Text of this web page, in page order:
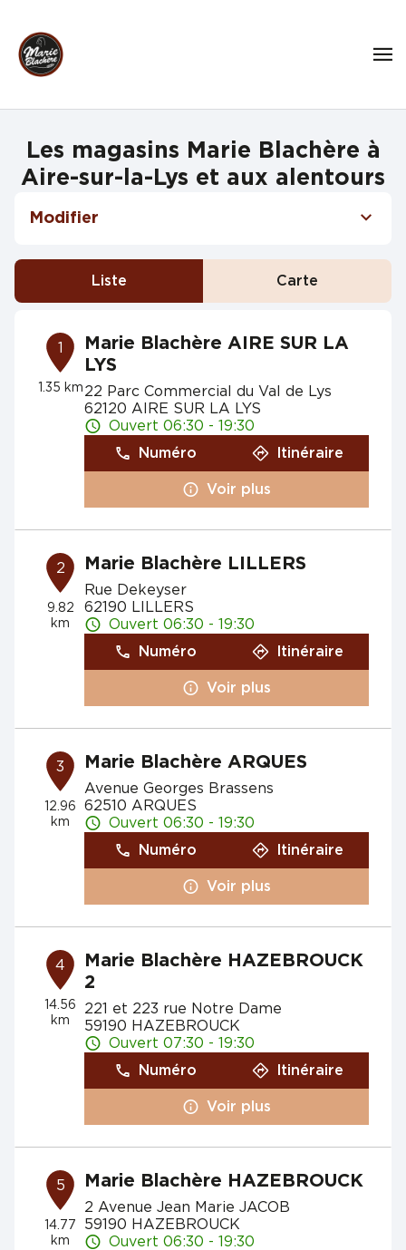
Les magasins Marie Blachère à
Aire-sur-la-Lys et aux alentours
Modifier
Liste Carte
1
1.35 km
Marie Blachère AIRE SUR LA
LYS
22 Parc Commercial du Val de Lys
62120 AIRE SUR LA LYS
Ouvert 06:30 - 19:30
Numéro
Itinéraire
Voir plus
2
9.82
km
Marie Blachère LILLERS
Rue Dekeyser
62190 LILLERS
Ouvert 06:30 - 19:30
Numéro
Itinéraire
Voir plus
3
12.96
km
Marie Blachère ARQUES
Avenue Georges Brassens
62510 ARQUES
Ouvert 06:30 - 19:30
Numéro
Itinéraire
Voir plus
4
14.56
km
Marie Blachère HAZEBROUCK
2
221 et 223 rue Notre Dame
59190 HAZEBROUCK
Ouvert 07:30 - 19:30
Numéro
Itinéraire
Voir plus
5
14.77
km
Marie Blachère HAZEBROUCK
2 Avenue Jean Marie JACOB
59190 HAZEBROUCK
Ouvert 06:30 - 19:30